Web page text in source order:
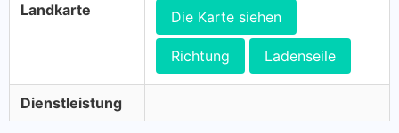
Landkarte Die Karte siehen
Richtung Ladenseile
Dienstleistung